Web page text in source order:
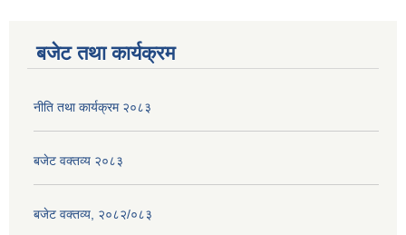
बजेट तथा कार्यक्रम
नीति तथा कार्यक्रम २०८३
बजेट वक्तव्य २०८३
बजेट वक्तव्य, २०८२/०८३